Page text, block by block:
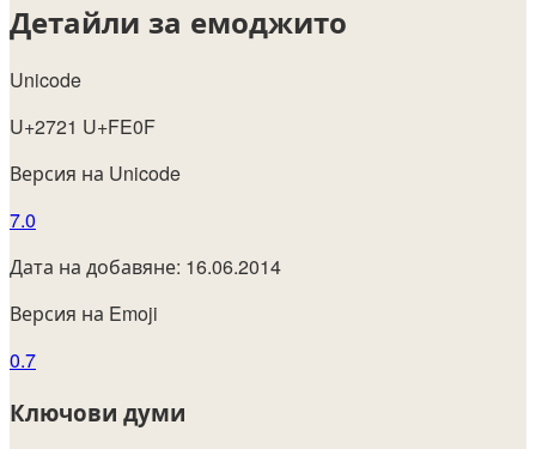
Детайли за емоджито
Unicode
U+2721 U+FE0F
Версия на Unicode
7.0
Дата на добавяне: 16.06.2014
Версия на Emoji
0.7
Ключови думи